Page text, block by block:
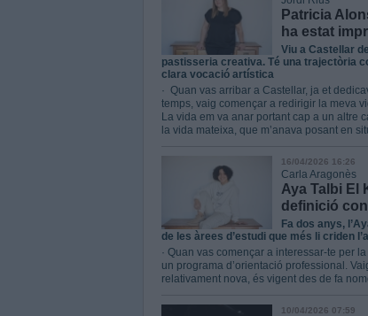
Patricia
ha estat
Viu a Castellar
pastisseria creativa. Té una trajectòria
clara vocació artística
· Quan vas arribar a Castellar, ja et
temps, vaig començar a redirigir la meva
La vida em va anar portant cap a un altre
la vida mateixa, que m’anava posant en
16/04/2026 16:26
Carla Aragonès
Aya Talbi El
definició
Fa dos anys,
de les àrees d’estudi que més li criden
· Quan vas començar a interessar-te per
un programa d’orientació professional.
relativament nova, és vigent des de fa
10/04/2026 07:59